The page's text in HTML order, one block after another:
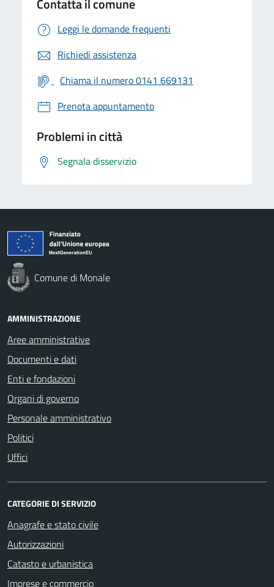
Contatta il comune
Leggi le domande frequenti
Richiedi assistenza
Chiama il numero 0141 669131
Prenota appuntamento
Problemi in città
Segnala disservizio
Comune di Monale
AMMINISTRAZIONE
Aree amministrative
Documenti e dati
Enti e fondazioni
Organi di governo
Personale amministrativo
Politici
Uffici
CATEGORIE DI SERVIZIO
Anagrafe e stato civile
Autorizzazioni
Catasto e urbanistica
Imprese e commercio